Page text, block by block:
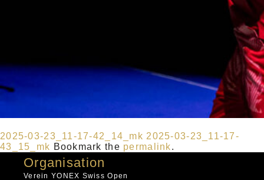
2025-03-23_11-17-42_14_mk 2025-03-23_11-17-
43_15_mk Bookmark the permalink.
Organisation
Verein YONEX Swiss Open